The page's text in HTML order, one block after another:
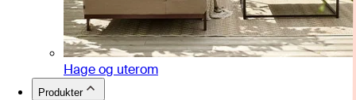
Hage og uterom
Produkter